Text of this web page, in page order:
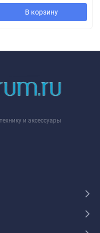
В корзину
и аксессуары